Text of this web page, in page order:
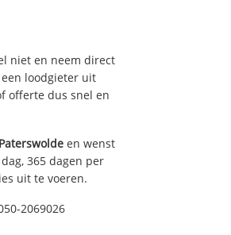
niet en neem direct
loodgieter uit
offerte dus snel en
Paterswolde en wenst
365 dagen per
uit te voeren.
2069026